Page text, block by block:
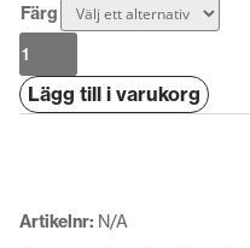
Färg
Focal
OD
Paket,
1st
Lägg till i varukorg
Artikelnr: N/A